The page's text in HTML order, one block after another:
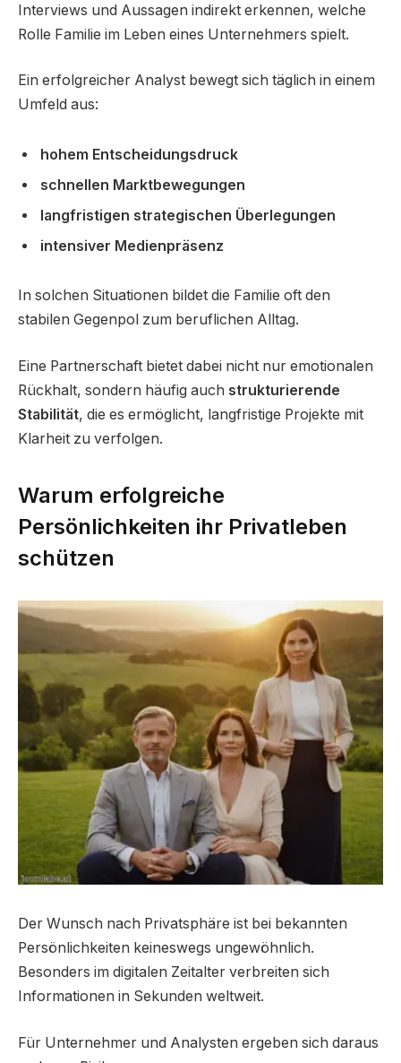
Interviews und Aussagen indirekt erkennen, welche
Rolle Familie im Leben eines Unternehmers spielt.
Ein erfolgreicher Analyst bewegt sich täglich in einem
Umfeld aus:
hohem Entscheidungsdruck
schnellen Marktbewegungen
langfristigen strategischen Überlegungen
intensiver Medienpräsenz
In solchen Situationen bildet die Familie oft den
stabilen Gegenpol zum beruflichen Alltag.
Eine Partnerschaft bietet dabei nicht nur emotionalen
Rückhalt, sondern häufig auch strukturierende
Stabilität, die es ermöglicht, langfristige Projekte mit
Klarheit zu verfolgen.
Warum erfolgreiche
Persönlichkeiten ihr Privatleben
schützen
Der Wunsch nach Privatsphäre ist bei bekannten
Persönlichkeiten keineswegs ungewöhnlich.
Besonders im digitalen Zeitalter verbreiten sich
Informationen in Sekunden weltweit.
Für Unternehmer und Analysten ergeben sich daraus